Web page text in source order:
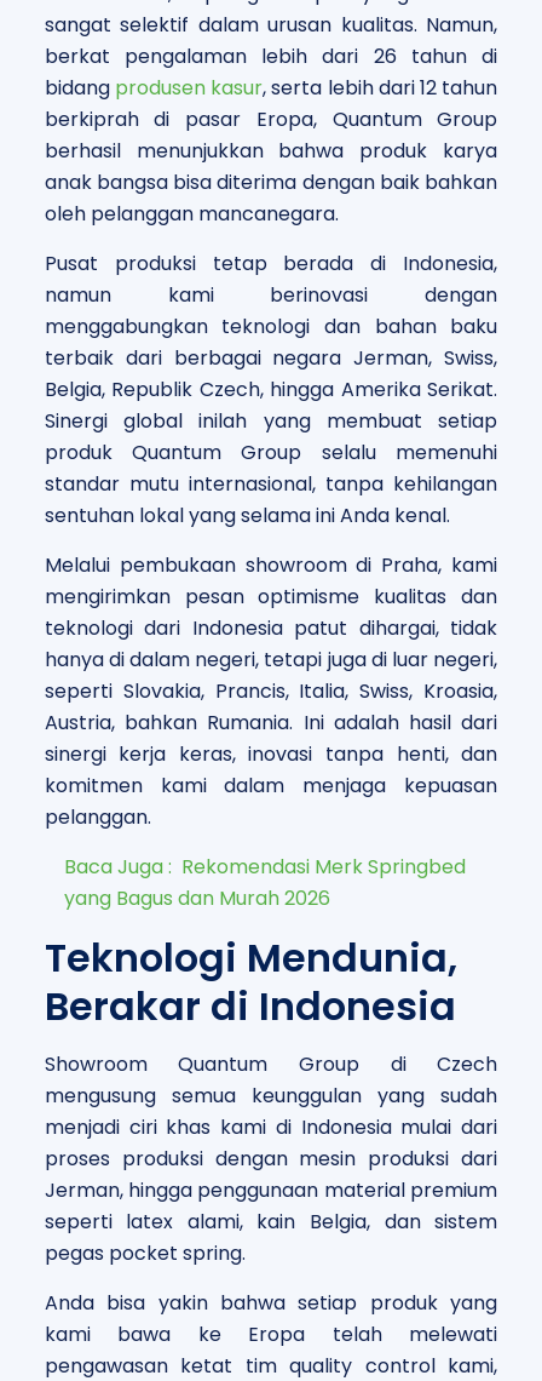
sangat selektif dalam urusan kualitas. Namun,
berkat pengalaman lebih dari 26 tahun di
bidang produsen kasur, serta lebih dari 12 tahun
berkiprah di pasar Eropa, Quantum Group
berhasil menunjukkan bahwa produk karya
anak bangsa bisa diterima dengan baik bahkan
oleh pelanggan mancanegara.
Pusat produksi tetap berada di Indonesia,
namun kami berinovasi dengan
menggabungkan teknologi dan bahan baku
terbaik dari berbagai negara Jerman, Swiss,
Belgia, Republik Czech, hingga Amerika Serikat.
Sinergi global inilah yang membuat setiap
produk Quantum Group selalu memenuhi
standar mutu internasional, tanpa kehilangan
sentuhan lokal yang selama ini Anda kenal.
Melalui pembukaan showroom di Praha, kami
mengirimkan pesan optimisme kualitas dan
teknologi dari Indonesia patut dihargai, tidak
hanya di dalam negeri, tetapi juga di luar negeri,
seperti Slovakia, Prancis, Italia, Swiss, Kroasia,
Austria, bahkan Rumania. Ini adalah hasil dari
sinergi kerja keras, inovasi tanpa henti, dan
komitmen kami dalam menjaga kepuasan
pelanggan.
Baca Juga : Rekomendasi Merk Springbed
yang Bagus dan Murah 2026
Teknologi Mendunia,
Berakar di Indonesia
Showroom Quantum Group di Czech
mengusung semua keunggulan yang sudah
menjadi ciri khas kami di Indonesia mulai dari
proses produksi dengan mesin produksi dari
Jerman, hingga penggunaan material premium
seperti latex alami, kain Belgia, dan sistem
pegas pocket spring.
Anda bisa yakin bahwa setiap produk yang
kami bawa ke Eropa telah melewati
pengawasan ketat tim quality control kami,